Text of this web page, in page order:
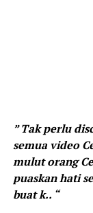
” Tak perlu
semua video
mulut orang
puaskan hati
buat k.. “